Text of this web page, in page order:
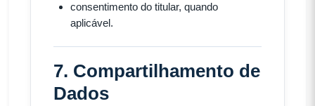
consentimento do titular, quando
aplicável.
7. Compartilhamento de
Dados